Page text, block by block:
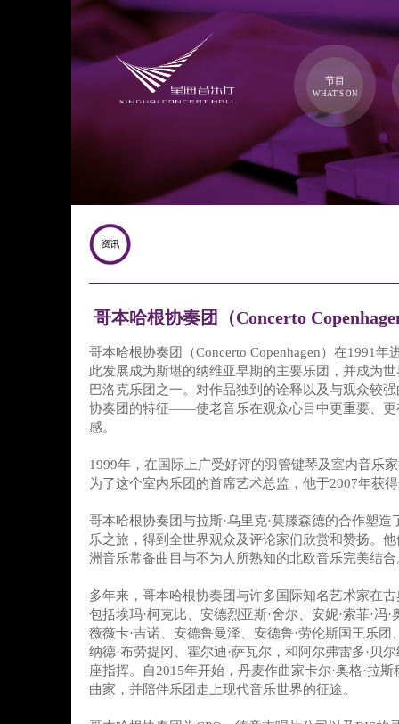
节目
WHAT'S ON
哥本哈根协奏团（Concerto
哥本哈根协奏团（Concerto Copenhagen）在1991年
此发展成为斯堪的纳维亚早期的主要乐团，并成为
巴洛克乐团之一。对作品独到的诠释以及与观众较
协奏团的特征——使老音乐在观众心目中更重要、更
感。
1999年，在国际上广受好评的羽管键琴及室内音乐
为了这个室内乐团的首席艺术总监，他于2007年获
哥本哈根协奏团与拉斯·乌里克·莫滕森德的合作塑造
乐之旅，得到全世界观众及评论家们欣赏和赞扬。
洲音乐常备曲目与不为人所熟知的北欧音乐完美结合
多年来，哥本哈根协奏团与许多国际知名艺术家在
包括埃玛·柯克比、安德烈亚斯·舍尔、安妮·索菲·冯
薇薇卡·吉诺、安德鲁曼泽、安德鲁·劳伦斯国王乐团
纳德·布劳提冈、霍尔迪·萨瓦尔，和阿尔弗雷多·
座指挥。自2015年开始，丹麦作曲家卡尔·奥格·拉
曲家，并陪伴乐团走上现代音乐世界的征途。